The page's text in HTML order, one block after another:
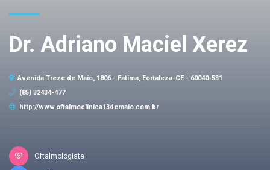
Dr. Adriano Maciel Xerez
Avenida Treze de Maio, 1806 - Fatima, Fortaleza-CE - 60040-531
(85) 32434-477
http://www.oftalmoclinica13demaio.com.br
Oftalmologista